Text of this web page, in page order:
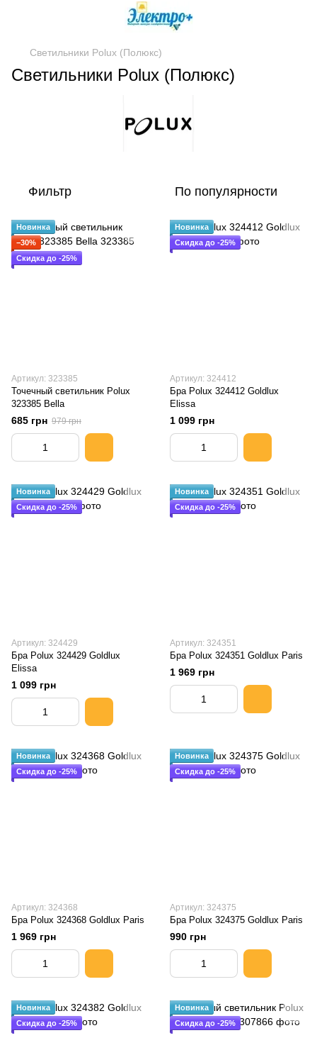
Светильники Polux (Полюкс)
Светильники Polux (Полюкс)
Фильтр По популярности
Новинка
−30%
Скидка до -25%
Артикул: 323385
Точечный светильник Polux
323385 Bella
685 грн 979 грн
Новинка
Скидка до -25%
Артикул: 324412
Бра Polux 324412 Goldlux
Elissa
1 099 грн
Новинка
Скидка до -25%
Артикул: 324429
Бра Polux 324429 Goldlux
Elissa
1 099 грн
Новинка
Скидка до -25%
Артикул: 324351
Бра Polux 324351 Goldlux Paris
1 969 грн
Новинка
Скидка до -25%
Артикул: 324368
Бра Polux 324368 Goldlux Paris
1 969 грн
Новинка
Скидка до -25%
Артикул: 324375
Бра Polux 324375 Goldlux Paris
990 грн
Новинка
Скидка до -25%
Новинка
Скидка до -25%